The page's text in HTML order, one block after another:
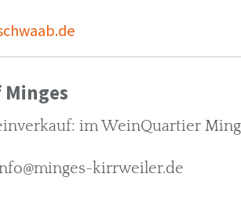
im WeinQuartier
kirrweiler.de